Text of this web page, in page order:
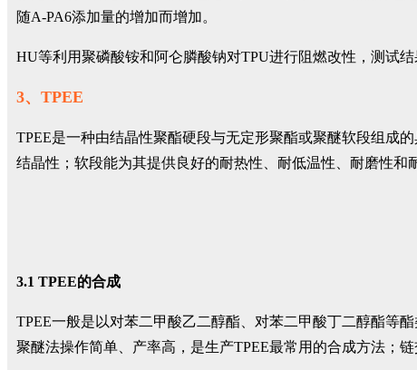
随A-PA6添加量的增加而增加。
HU等利用聚磷酸铵和阿仑膦酸钠对TPU进行阻燃改性，测试
3、TPEE
TPEE是一种由结晶性聚酯硬段与无定形聚酯或聚醚软段组成
结晶性；软段能为其提供良好的耐热性、耐低温性、耐磨性和
3.1 TPEE的合成
TPEE一般是以对苯二甲酸乙二醇酯、对苯二甲酸丁二醇酯等
聚醚法操作简单、产率高，是生产TPEE最常用的合成方法；